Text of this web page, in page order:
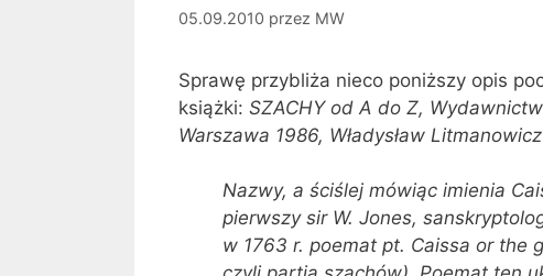
05.09.2010 przez MW
Sprawę przybliża nieco poniższy opis
książki: SZACHY od A do Z,
Warszawa 1986, Władysław
Nazwy, a ściślej mówiąc imienia
pierwszy sir W. Jones,
w 1763 r. poemat pt. Caissa or the